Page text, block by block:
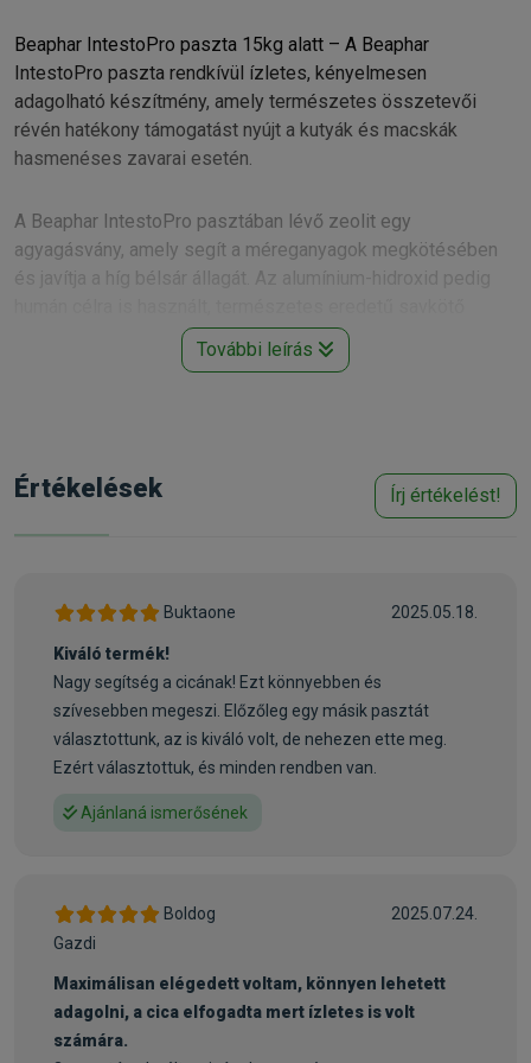
Beaphar IntestoPro paszta 15kg alatt – A Beaphar
IntestoPro paszta rendkívül ízletes, kényelmesen
adagolható készítmény, amely természetes összetevői
révén hatékony támogatást nyújt a kutyák és macskák
hasmenéses zavarai esetén.
A Beaphar IntestoPro pasztában lévő zeolit egy
agyagásvány, amely segít a méreganyagok megkötésében
és javítja a híg bélsár állagát. Az alumínium-hidroxid pedig
ásványi anyag. A termék kétféle prebiotikumot tartalmaz: a
FOS és a MOS köztudottan előnyös hatású a bélműködésre,
és 1 kg-nál nagyobb tömegű kutyák és macskák számára
ajánlott. Naponta 2x adandó, közvetlenül az állat szájába
vagy az eledelhez keverve. Az állat testtömege alapján
pontosan be tudja állítani a kívánt mennyiséget.
Amennyiben 3 napos adagolást követően sem tapasztal
megfelelő javulást, vagy ha vért lát a bélsárban, forduljon
állatorvoshoz!
állat számára!
Élesztők (MOS 1%), növényi származékok (FOS 1%), hús-
és állati származékok (hidrolizált csirkemáj), olajok és
Analitikai összetevők:
További leírás
Értékelések Írj értékelést!
Buktaone 2025.05.18.
Kiváló termék!
Nagy segítség a cicának! Ezt könnyebben és
szívesebben megeszi. Előzőleg egy másik pasztát
választottunk, az is kiváló volt, de nehezen ette meg.
Ezért választottuk, és minden rendben van.
Ajánlaná ismerősének
Boldog
Gazdi
2025.07.24.
Maximálisan elégedett voltam, könnyen lehetett
adagolni, a cica elfogadta mert ízletes is volt
számára.